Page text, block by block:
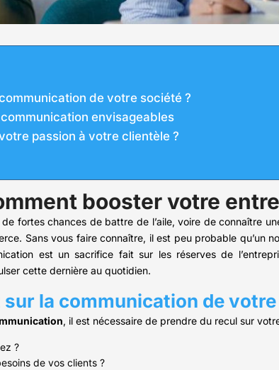
de votre société ?
envisageables
passion à votre clientèle ?
booster votre
fortes chances de battre de l’aile, voire de connaître
Sans vous faire connaître, il est peu probable qu’un
est un sacrifice fait sur les réserves de
cette dernière au quotidien.
la communication de
, il est nécessaire de prendre du recul sur
?
de vos clients ?